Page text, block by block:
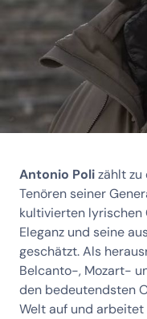
Antonio Polizählt
Tenören seiner
kultivierten lyrischen
Eleganz und seine
geschätzt. Als
Belcanto-, Mozart-
den bedeutendsten
Welt auf und